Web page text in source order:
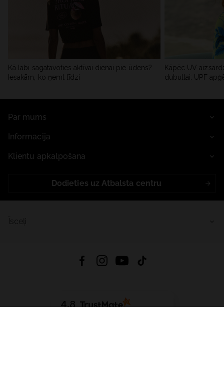
Kā labi sagatavoties aktīvai dienai pie ūdens?
Iesakām, ko ņemt līdzi
Kāpēc UV
dubultai: UPF
Par mums
Informācija
Klientu apkalpošana
Dodieties uz Atbalsta centru
4.8